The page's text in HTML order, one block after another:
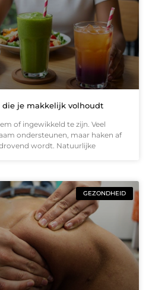
je makkelijk volhoudt
of ingewikkeld te zijn. Veel
ondersteunen, maar haken af
wordt. Natuurlijke
GEZONDHEID